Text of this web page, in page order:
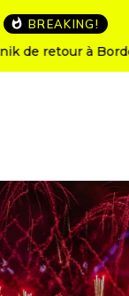
BREAKING!
ses 50 ans : le
d’ouverture